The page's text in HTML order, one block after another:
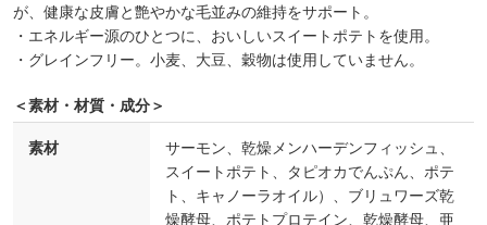
が、健康な皮膚と艶やかな毛並みの維持をサポート。
・エネルギー源のひとつに、おいしいスイートポテトを使用。
・グレインフリー。小麦、大豆、穀物は使用していません。
＜素材・材質・成分＞
素材
サーモン、乾燥メンハーデンフィッシュ、
スイートポテト、タピオカでんぷん、ポテ
ト、キャノーラオイル）、ブリュワーズ乾
燥酵母、ポテトプロテイン、乾燥酵母、亜